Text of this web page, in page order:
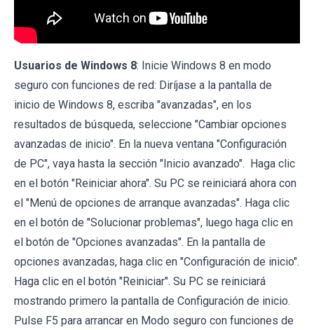
Usuarios de Windows 8: Inicie Windows 8 en modo
seguro con funciones de red: Diríjase a la pantalla de
inicio de Windows 8, escriba "avanzadas", en los
resultados de búsqueda, seleccione "Cambiar opciones
avanzadas de inicio". En la nueva ventana "Configuración
de PC", vaya hasta la sección "Inicio avanzado". Haga clic
en el botón "Reiniciar ahora". Su PC se reiniciará ahora con
el "Menú de opciones de arranque avanzadas". Haga clic
en el botón de "Solucionar problemas", luego haga clic en
el botón de "Opciones avanzadas". En la pantalla de
opciones avanzadas, haga clic en "Configuración de inicio".
Haga clic en el botón "Reiniciar". Su PC se reiniciará
mostrando primero la pantalla de Configuración de inicio.
Pulse F5 para arrancar en Modo seguro con funciones de